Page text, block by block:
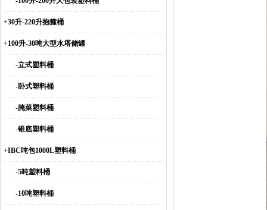
+30升-220升抱箍桶
+100升-30吨大型水塔储罐
-立式塑料桶
-卧式塑料桶
-腌菜塑料桶
-锥底塑料桶
+IBC吨包1000L塑料桶
-5吨塑料桶
-10吨塑料桶